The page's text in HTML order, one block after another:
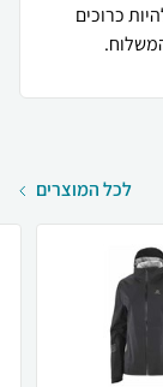
כרוכים
לכל המוצרים